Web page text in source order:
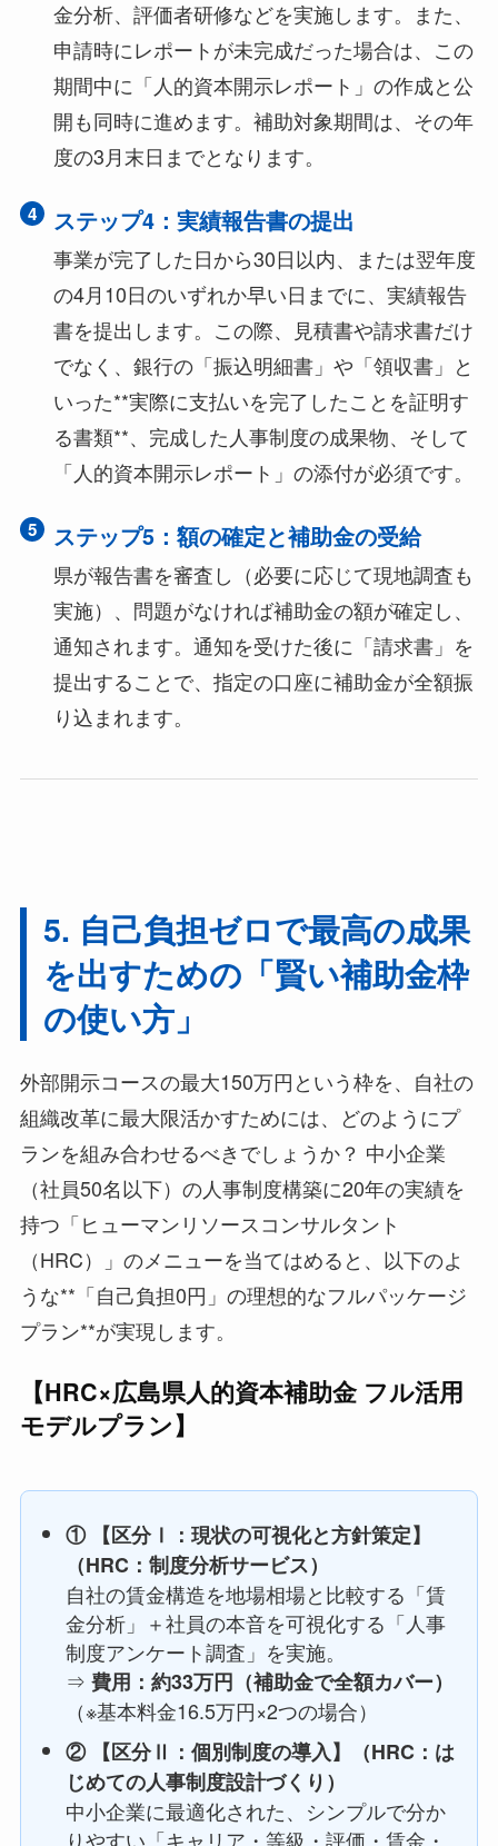
金分析、評価者研修などを実施します。また、
申請時にレポートが未完成だった場合は、この
期間中に「人的資本開示レポート」の作成と公
開も同時に進めます。補助対象期間は、その年
度の3月末日までとなります。
4 ステップ4：実績報告書の提出
事業が完了した日から30日以内、または翌年度
の4月10日のいずれか早い日までに、実績報告
書を提出します。この際、見積書や請求書だけ
でなく、銀行の「振込明細書」や「領収書」と
いった**実際に支払いを完了したことを証明す
る書類**、完成した人事制度の成果物、そして
「人的資本開示レポート」の添付が必須です。
5 ステップ5：額の確定と補助金の受給
県が報告書を審査し（必要に応じて現地調査も
実施）、問題がなければ補助金の額が確定し、
通知されます。通知を受けた後に「請求書」を
提出することで、指定の口座に補助金が全額振
り込まれます。
5. 自己負担ゼロで最高の成果
を出すための「賢い補助金枠
の使い方」
外部開示コースの最大150万円という枠を、自社の
組織改革に最大限活かすためには、どのようにプ
ランを組み合わせるべきでしょうか？ 中小企業
（社員50名以下）の人事制度構築に20年の実績を
持つ「ヒューマンリソースコンサルタント
（HRC）」のメニューを当てはめると、以下のよ
うな**「自己負担0円」の理想的なフルパッケージ
プラン**が実現します。
【HRC×広島県人的資本補助金 フル活用
モデルプラン】
① 【区分Ⅰ：現状の可視化と方針策定】
（HRC：制度分析サービス）
自社の賃金構造を地場相場と比較する「賃
金分析」＋社員の本音を可視化する「人事
制度アンケート調査」を実施。
⇒ 費用：約33万円（補助金で全額カバー）
（※基本料金16.5万円×2つの場合）
② 【区分Ⅱ：個別制度の導入】（HRC：は
じめての人事制度設計づくり）
中小企業に最適化された、シンプルで分か
りやすい「キャリア・等級・評価・賃金・